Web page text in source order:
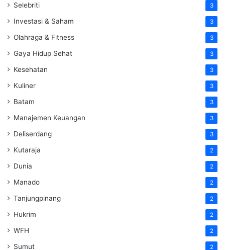
Selebriti 3
Investasi & Saham 3
Olahraga & Fitness 3
Gaya Hidup Sehat 3
Kesehatan 3
Kuliner 3
Batam 3
Manajemen Keuangan 3
Deliserdang 3
Kutaraja 2
Dunia 2
Manado 2
Tanjungpinang 2
Hukrim 2
WFH 2
Sumut 2